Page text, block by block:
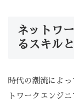
ネットワ
るスキル
時代の潮流によ
トワークエンジ